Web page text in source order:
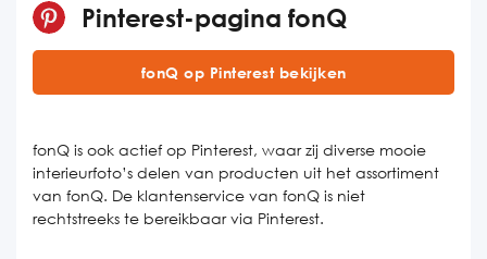
Pinterest-pagina fonQ
fonQ op Pinterest bekijken
fonQ is ook actief op Pinterest, waar zij diverse mooie
interieurfoto’s delen van producten uit het assortiment
van fonQ. De klantenservice van fonQ is niet
rechtstreeks te bereikbaar via Pinterest.